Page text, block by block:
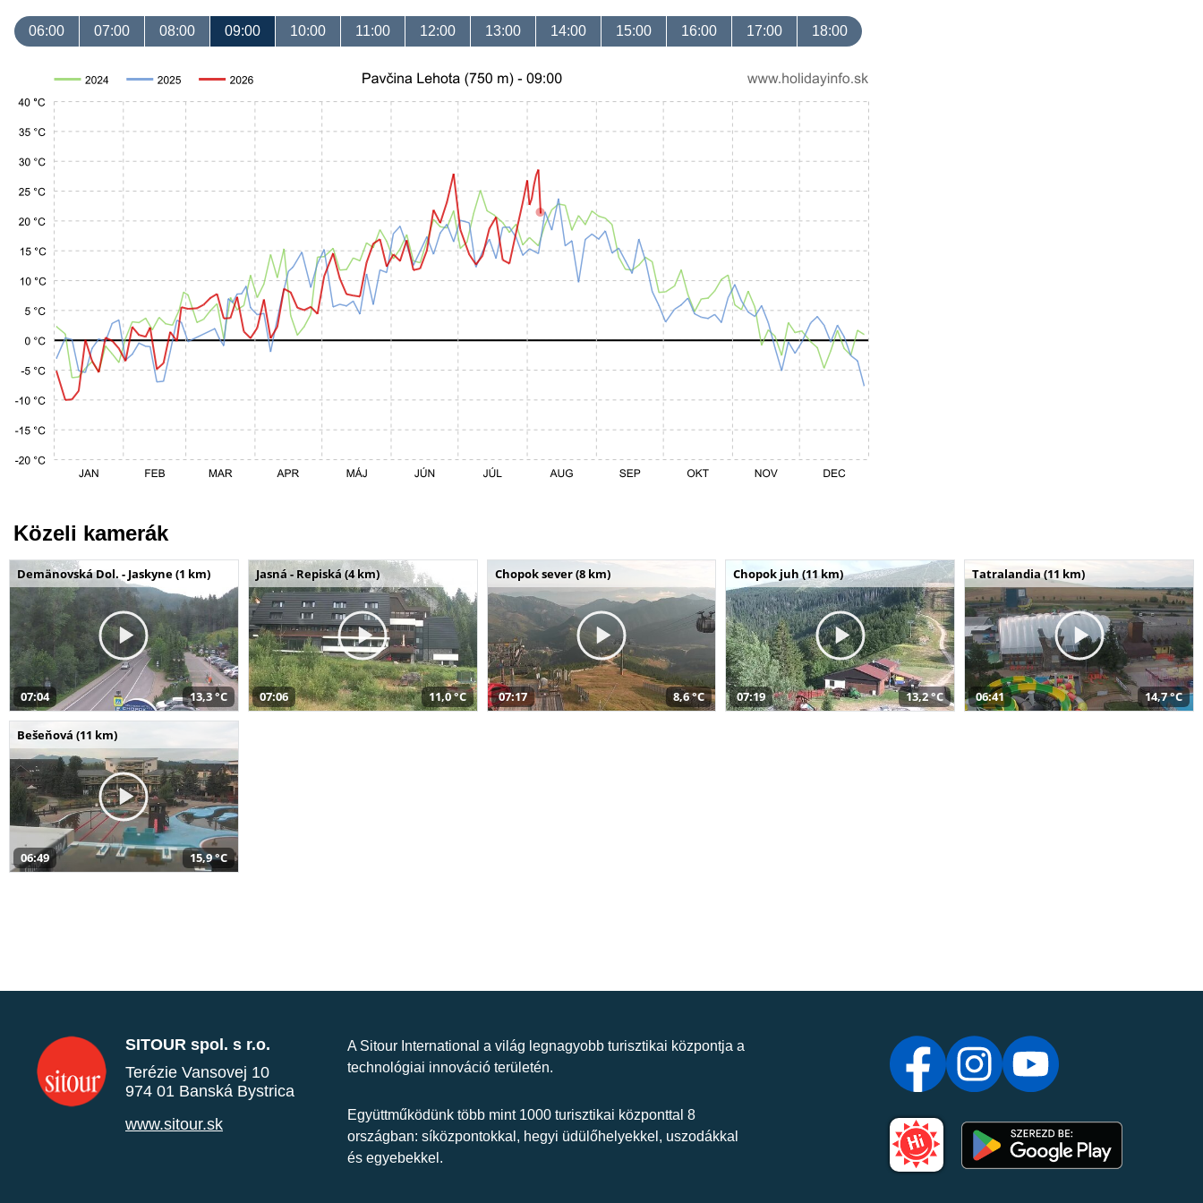
06:00 07:00 08:00 09:00 10:00 11:00 12:00 13:00 14:00 15:00 16:00 17:00 18:00
Közeli kamerák
Demänovská Dol. - Jaskyne (1 km)
07:04 13,3 °C
Jasná - Repiská (4 km)
07:06 11,0 °C
Chopok sever (8 km)
07:17 8,6 °C
Chopok juh (11 km)
07:19 13,2 °C
Tatralandia (11 km)
06:41 14,7 °C
Bešeňová (11 km)
06:49 15,9 °C
SITOUR spol. s r.o.
Terézie Vansovej 10
974 01 Banská Bystrica
www.sitour.sk
A Sitour International a világ legnagyobb turisztikai központja a
technológiai innováció területén.
Együttműködünk több mint 1000 turisztikai központtal 8
országban: síközpontokkal, hegyi üdülőhelyekkel, uszodákkal
és egyebekkel.